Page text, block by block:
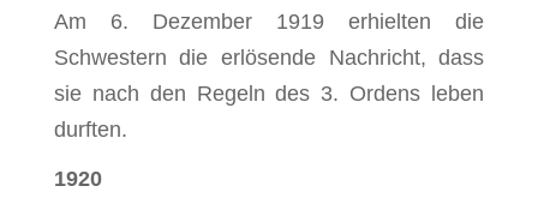
Am 6. Dezember 1919 erhielten die
Schwestern die erlösende Nachricht, dass
sie nach den Regeln des 3. Ordens leben
durften.
1920